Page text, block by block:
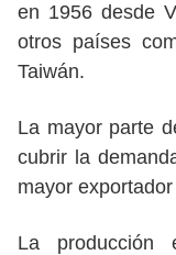
en 1956 desde
otros países
Taiwán.
La mayor parte
cubrir la
mayor
La producción